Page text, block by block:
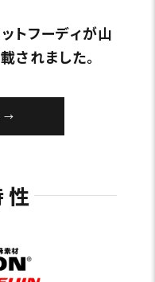
トフーディが山
されました。